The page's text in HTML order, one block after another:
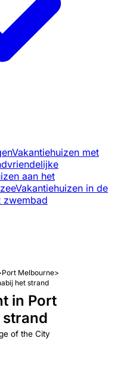
Vakantiehuizen met
aan het
Vakantiehuizen in de
zwembad
Port Melbourne>
het strand
in Port
of the City